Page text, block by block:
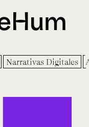
Narrativas Digitales